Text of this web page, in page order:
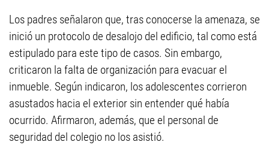
Los padres señalaron que, tras conocerse la amenaza, se
inició un protocolo de desalojo del edificio, tal como está
estipulado para este tipo de casos. Sin embargo,
criticaron la falta de organización para evacuar el
inmueble. Según indicaron, los adolescentes corrieron
asustados hacia el exterior sin entender qué había
ocurrido. Afirmaron, además, que el personal de
seguridad del colegio no los asistió.